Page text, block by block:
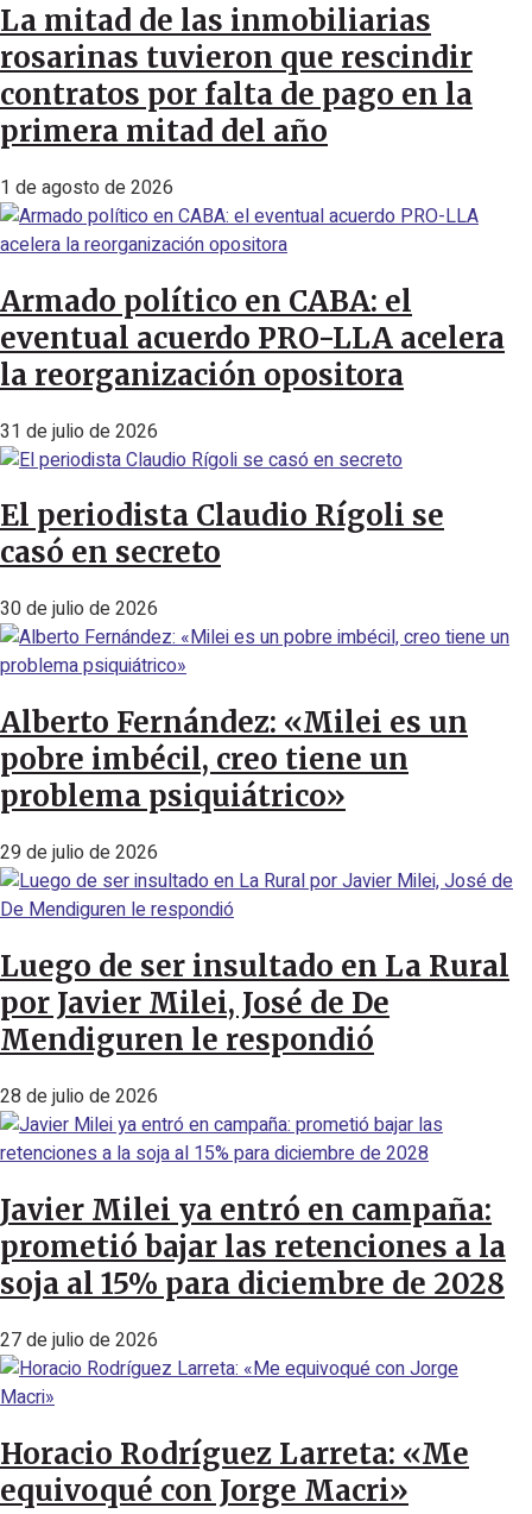
La mitad de las inmobiliarias
rosarinas tuvieron que rescindir
contratos por falta de pago en la
primera mitad del año
1 de agosto de 2026
Armado político en CABA: el
eventual acuerdo PRO-LLA acelera
la reorganización opositora
31 de julio de 2026
El periodista Claudio Rígoli se
casó en secreto
30 de julio de 2026
Alberto Fernández: «Milei es un
pobre imbécil, creo tiene un
problema psiquiátrico»
29 de julio de 2026
Luego de ser insultado en La Rural
por Javier Milei, José de De
Mendiguren le respondió
28 de julio de 2026
Javier Milei ya entró en campaña:
prometió bajar las retenciones a la
soja al 15% para diciembre de 2028
27 de julio de 2026
Horacio Rodríguez Larreta: «Me
equivoqué con Jorge Macri»